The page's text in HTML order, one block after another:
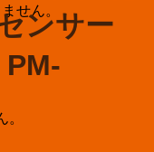
せん。
ンサー